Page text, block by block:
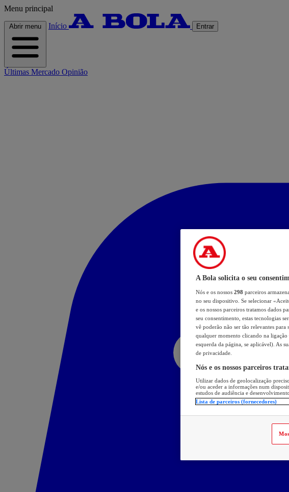
Menu principal
Abrir menu Início Entrar
Últimas Mercado Opinião
A Bola solicita o seu
Nós e os nossos 298 parceiros
no seu dispositivo. Se selecionar
e os nossos parceiros tratamos dados
seu consentimento, estas tecnologias
vê poderão não ser tão relevantes para
qualquer momento clicando na
esquerda da página, se aplicável). As
de privacidade.
Nós e os nossos parceiros
Utilizar dados de geolocalização
e/ou aceder a informações num
estudos de audiência e
Lista de parceiros (fornecedores)